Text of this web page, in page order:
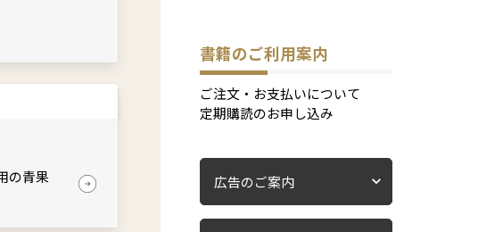
の青果
書籍のご利用案内
ご注文・お支払いについて
定期購読のお申し込み
広告のご案内